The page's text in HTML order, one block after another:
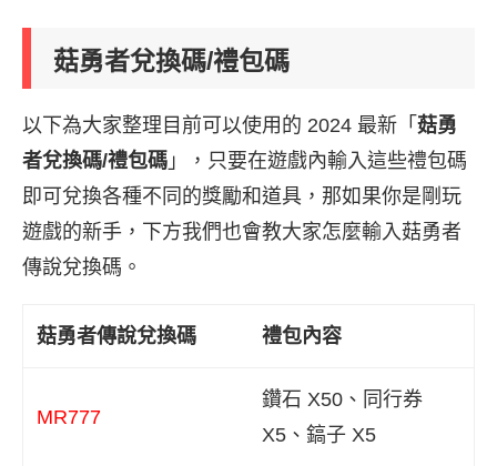
菇勇者兌換碼/禮包碼
以下為大家整理目前可以使用的 2024 最新「 菇勇
者兌換碼/禮包碼 」，只要在遊戲內輸入這些禮包碼
即可兌換各種不同的獎勵和道具，那如果你是剛玩
遊戲的新手，下方我們也會教大家怎麼輸入菇勇者
傳說兌換碼。
菇勇者傳說兌換碼 禮包內容
MR777
鑽石 X50、同行券
X5、鎬子 X5